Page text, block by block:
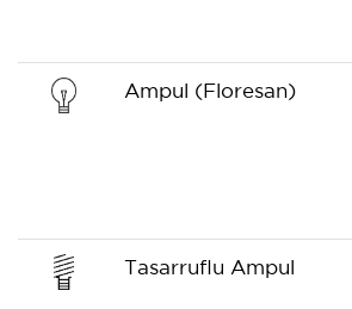
Ampul (Floresan)
Tasarruflu Ampul